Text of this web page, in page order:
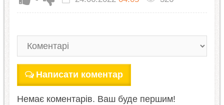
Написати коментар
Немає коментарів. Ваш буде першим!